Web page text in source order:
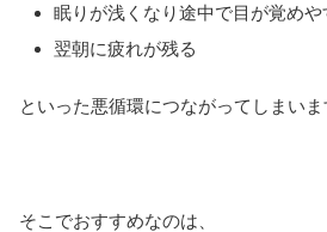
眠りが浅くなり途中で目が覚めや
翌朝に疲れが残る
といった悪循環につながってしまいま
そこでおすすめなのは、